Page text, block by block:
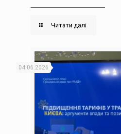
Читати далі
04.06.2026